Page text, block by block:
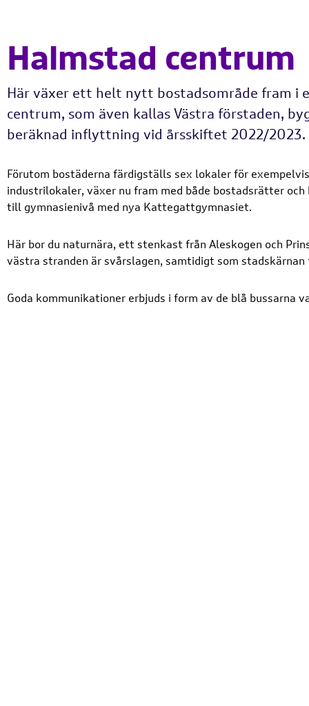
Halmstad centrum
Här växer ett helt nytt bostadsområde fram i
centrum, som även kallas Västra förstaden,
beräknad inflyttning vid årsskiftet 2022/2023.
Förutom bostäderna färdigställs sex lokaler för
industrilokaler, växer nu fram med både bostadsrätter
till gymnasienivå med nya Kattegattgymnasiet.
Här bor du naturnära, ett stenkast från Aleskogen och
västra stranden är svårslagen, samtidigt som
Goda kommunikationer erbjuds i form av de blå